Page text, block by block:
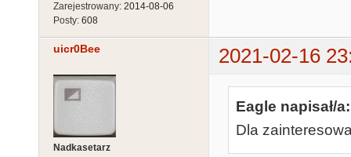
Zarejestrowany: 2014-08-06
Posty: 608
uicr0Bee 2021-02-16
Nadkasetarz
Eagle napisał/a:
Dla